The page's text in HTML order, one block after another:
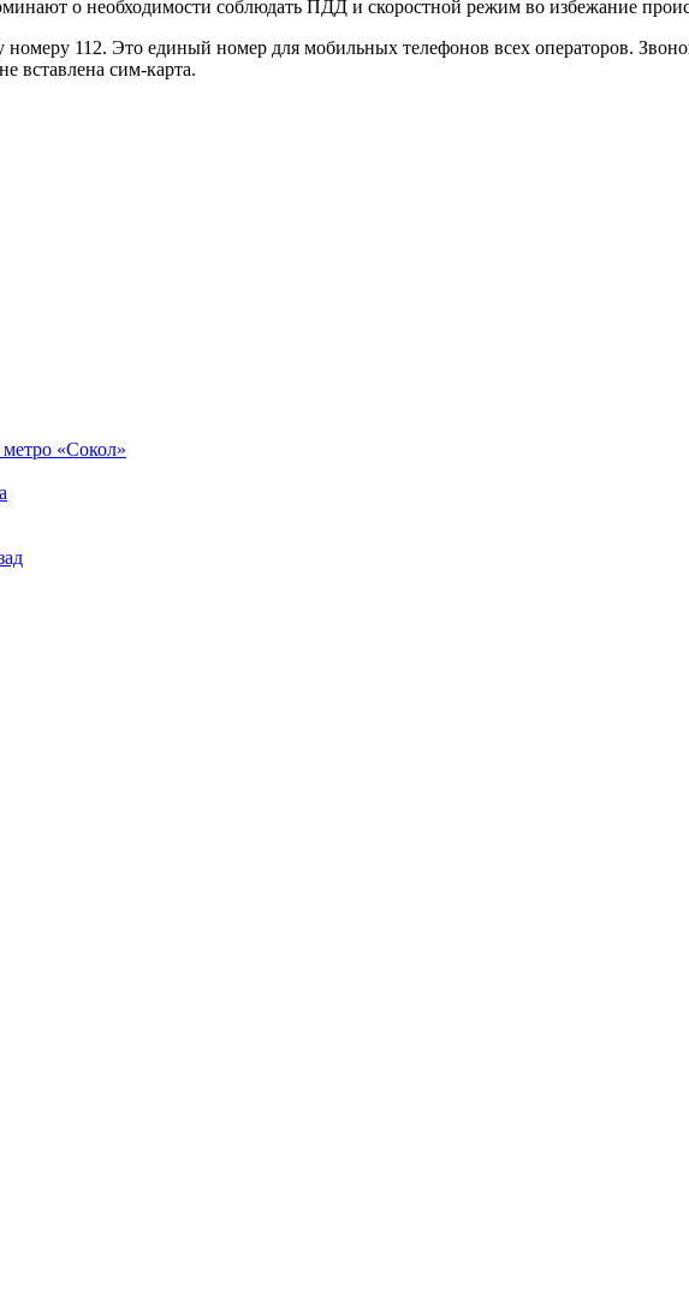
о необходимости соблюдать ПДД и скоростной режим во избежание
112. Это единый номер для мобильных телефонов всех операторов.
вставлена сим-карта.
«Сокол»